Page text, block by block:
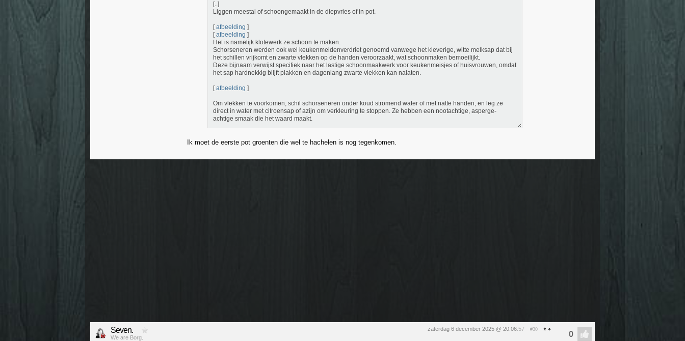
[..]
Liggen meestal of schoongemaakt in de diepvries of in pot.
[afbeelding ]
[afbeelding ]
Het is namelijk klotewerk ze schoon te maken.
Schorseneren werden ook wel keukenmeidenverdriet genoemd vanwege het kleverige, witte melksap dat bij
het schillen vrijkomt en zwarte vlekken op de handen veroorzaakt, wat schoonmaken bemoeilijkt.​
Deze bijnaam verwijst specifiek naar het lastige schoonmaakwerk voor keukenmeisjes of huisvrouwen, omdat
het sap hardnekkig blijft plakken en dagenlang zwarte vlekken kan nalaten.
[afbeelding ]
Om vlekken te voorkomen, schil schorseneren onder koud stromend water of met natte handen, en leg ze
direct in water met citroensap of azijn om verkleuring te stoppen. Ze hebben een nootachtige, asperge-
achtige smaak die het waard maakt.
Ik moet de eerste pot groenten die wel te hachelen is nog tegenkomen.
zaterdag 6 december 2025 @ 20:06:57 #30
Seven.
We are Borg.